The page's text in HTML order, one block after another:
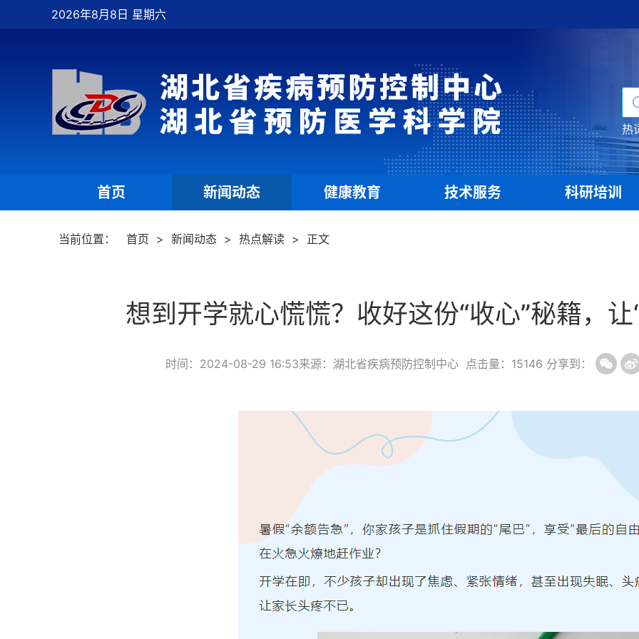
2026年8月8日 星期六
热
首页 新闻动态 健康教育 技术服务 科研培训
当前位置： 首页 > 新闻动态 > 热点解读 > 正文
想到开学就心慌慌？收好这份“收心”秘籍，
时间：2024-08-29 16:53来源：湖北省疾病预防控制中心 点击量： 15146 分享到：